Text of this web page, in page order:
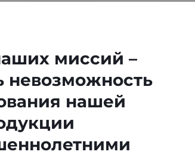
миссий –
невозможность
нашей